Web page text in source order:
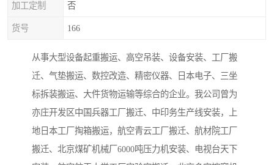
加工定制 否
货号 166
从事大型设备起重搬运、高空吊装、设备安装、工厂搬
迁、气垫搬运、数控改造、精密仪器、日本电子、三坐
标拆装搬运、大件货物运输等综合的企业。我公司曾为
亦庄开发区中国兵器工厂搬迁、中印务生产线安装，上
地日本工厂掏箱搬运，航空青云工厂搬迁、航材院工厂
搬迁、北京煤矿机械厂6000吨压力机安装、电视台天下